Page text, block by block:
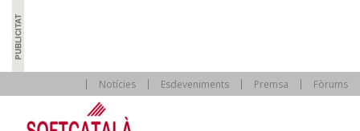
Notícies Esdeveniments Premsa Fòrums